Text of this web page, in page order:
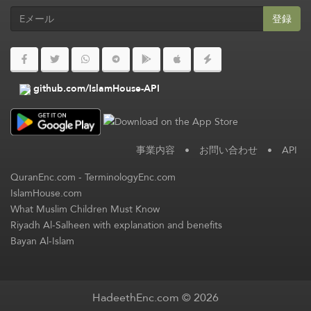
登録
github.com/IslamHouse-API
事業内容 • お問い合わせ • API
QuranEnc.com-TerminologyEnc.com
IslamHouse.com
What Muslim Children Must Know
Riyadh Al-Salheen with explanation and benefits
Bayan Al-Islam
HadeethEnc.com © 2026